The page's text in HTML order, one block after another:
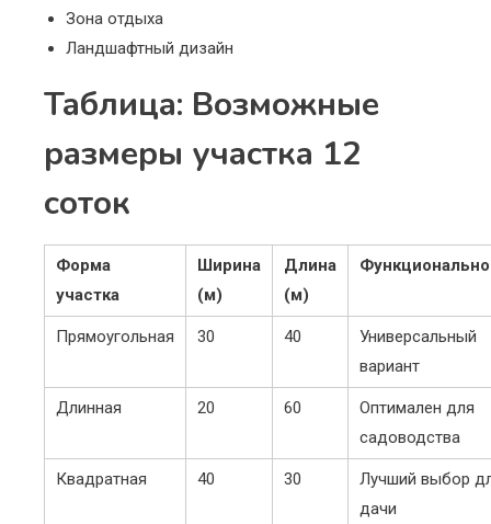
Зона отдыха
Ландшафтный дизайн
Таблица: Возможные
размеры участка 12
соток
Форма
участка
Ширина
(м)
Длина
(м)
Прямоугольная 30 40
Универсальный
вариант
Длинная 20 60
Оптимален для
садоводства
Квадратная 40 30
Лучший выбор
дачи